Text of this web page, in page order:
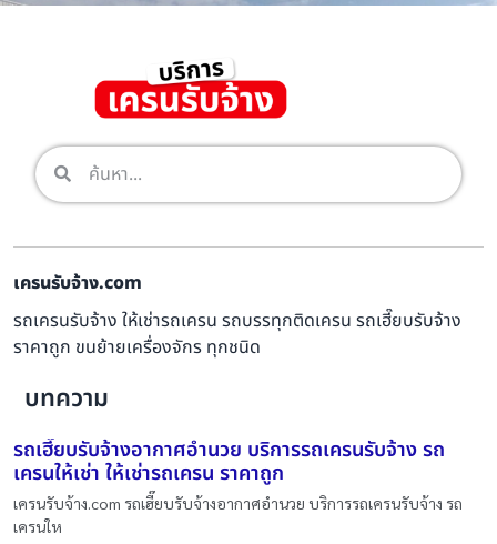
เครนรับจ้าง.com
รถเครนรับจ้าง ให้เช่ารถเครน รถบรรทุกติดเครน รถเฮี๊ยบรับจ้าง
ราคาถูก ขนย้ายเครื่องจักร ทุกชนิด
บทความ
รถเฮี๊ยบรับจ้างอากาศอำนวย บริการรถเครนรับจ้าง รถ
เครนให้เช่า ให้เช่ารถเครน ราคาถูก
เครนรับจ้าง.com รถเฮี๊ยบรับจ้างอากาศอำนวย บริการรถเครนรับจ้าง รถ
เครนให